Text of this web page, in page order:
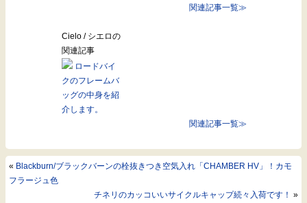
関連記事一覧≫
Cielo / シエロの
関連記事
ロードバイ
クのフレームバ
ッグの中身を紹
介します。
関連記事一覧≫
« Blackburn/ブラックバーンの栓抜きつき空気入れ「CHAMBER HV」！カモ
フラージュ色
チネリのカッコいいサイクルキャップ続々入荷です！ »